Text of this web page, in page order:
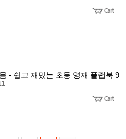
- 쉽고 재밌는 초등 영재 플랩북 9